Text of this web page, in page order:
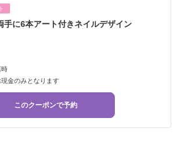
手に6本アート付きネイルデザイン
時
金のみとなります
このクーポンで予約